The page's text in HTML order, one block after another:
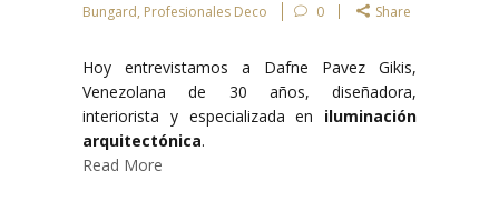
Bungard, Profesionales Deco 0 Share
Hoy entrevistamos a Dafne Pavez Gikis,
Venezolana de 30 años, diseñadora,
interiorista y especializada en iluminación
arquitectónica.
Read More